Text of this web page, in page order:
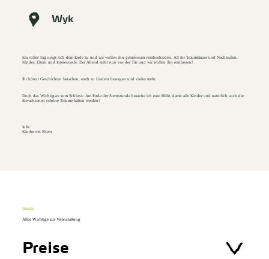
Wyk
Ein toller Tag neigt sich dem Ende zu und wir wollen ihn gemeinsam verabschieden. All ihr Traumtänzer und Nachteulen,
Kinder, Eltern und Interessierte: Der Abend steht nun vor der Tür und wir wollen ihn reinlassen!
Ihr könnt Geschichten lauschen, euch zu Liedern bewegen und vieles mehr.
Doch das Wichtigste zum Schluss: Am Ende der Sternstunde brauche ich eure Hilfe, damit alle Kinder und natürlich auch die
Erwachsenen schöne Träume haben werden!
Info:
Kinder mit Eltern
Details
Alles Wichtige zur Veranstaltung
Preise